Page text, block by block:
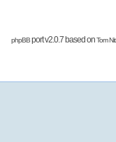
phpBBport v2.0.7 based onTom